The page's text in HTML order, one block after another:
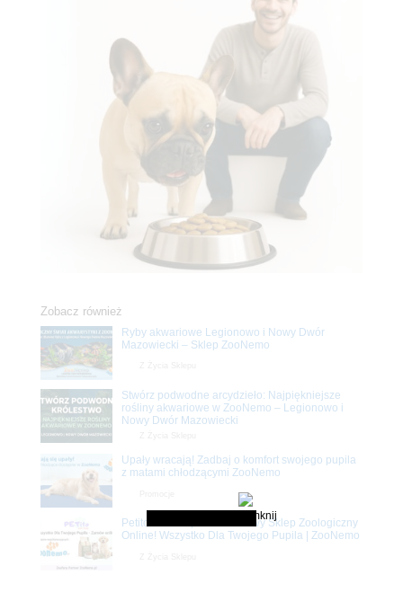
Zobacz również
Ryby akwariowe Legionowo i Nowy Dwór
Mazowiecki – Sklep ZooNemo
Stwórz podwodne arcydzieło: Najpiękniejsze
rośliny akwariowe w ZooNemo – Legionowo i
Nowy Dwór Mazowiecki
Upały wracają! Zadbaj o komfort swojego pupila
z matami chłodzącymi ZooNemo
Petito Pet Shop – Internetowy Sklep Zoologiczny
Online! Wszystko Dla Twojego Pupila | ZooNemo